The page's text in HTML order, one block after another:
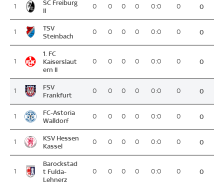
1
SC Freiburg
II
0 0 0 0 0:0 0 0
1
TSV
Steinbach
0 0 0 0 0:0 0 0
1
1. FC
Kaiserslaut
ern II
0 0 0 0 0:0 0 0
1
FSV
Frankfurt
0 0 0 0 0:0 0 0
1
FC-Astoria
Walldorf
0 0 0 0 0:0 0 0
1
KSV Hessen
Kassel
0 0 0 0 0:0 0 0
1
Barockstad
t Fulda-
Lehnerz
0 0 0 0 0:0 0 0